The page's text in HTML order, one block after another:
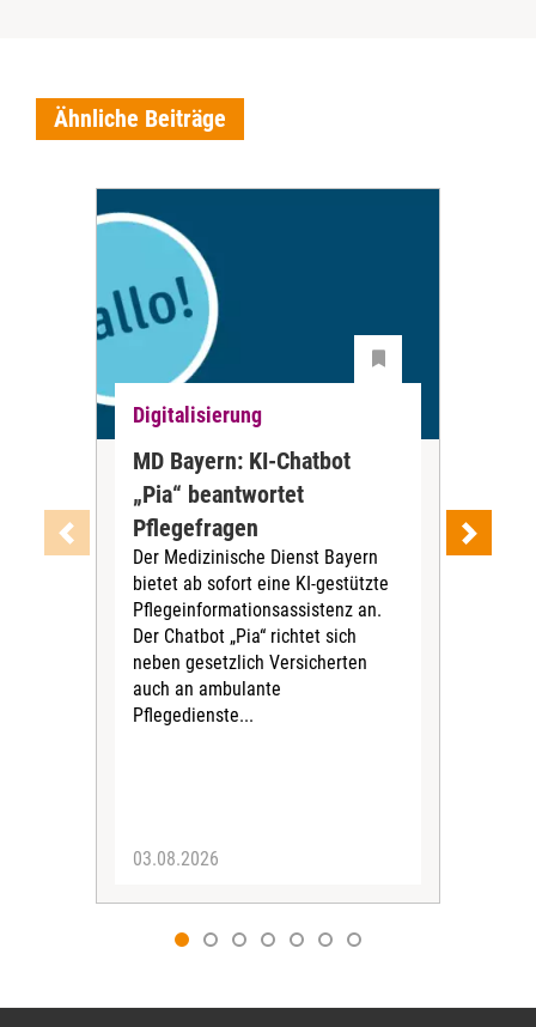
Ähnliche Beiträge
Digitalisierung
MD Bayern: KI-Chatbot
„Pia“ beantwortet
Pflegefragen
Der Medizinische Dienst Bayern
bietet ab sofort eine KI-gestützte
Pflegeinformationsassistenz an.
Der Chatbot „Pia“ richtet sich
neben gesetzlich Versicherten
auch an ambulante
Pflegedienste...
03.08.2026